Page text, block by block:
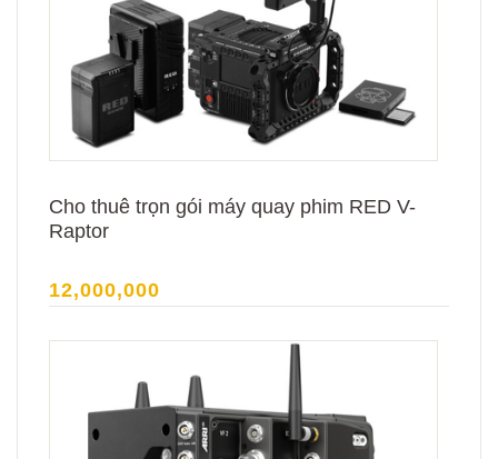
Cho thuê trọn gói máy quay phim RED V-
Raptor
12,000,000